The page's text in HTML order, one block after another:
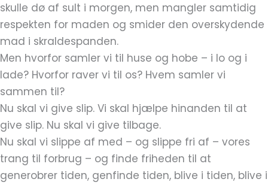
skulle dø af sult i morgen, men mangler samtidig
respekten for maden og smider den overskydende
mad i skraldespanden.
Men hvorfor samler vi til huse og hobe – i lo og i
lade? Hvorfor raver vi til os? Hvem samler vi
sammen til?
Nu skal vi give slip. Vi skal hjælpe hinanden til at
give slip. Nu skal vi give tilbage.
Nu skal vi slippe af med – og slippe fri af – vores
trang til forbrug – og finde friheden til at
generobrer tiden, genfinde tiden, blive i tiden, blive i